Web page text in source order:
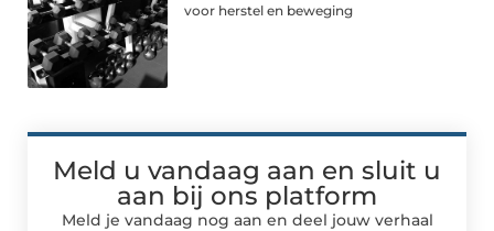
voor herstel en beweging
Meld u vandaag aan en sluit u
aan bij ons platform
Meld je vandaag nog aan en deel jouw verhaal